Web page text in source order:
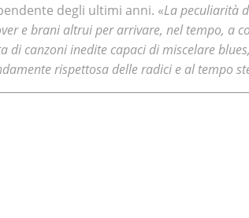
degli ultimi anni. «La peculiarità
e brani altrui per arrivare, nel tempo, a
di canzoni inedite capaci di miscelare
rispettosa delle radici e al tempo